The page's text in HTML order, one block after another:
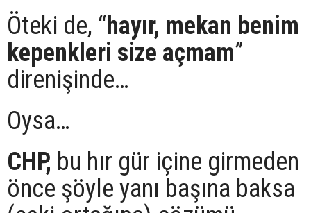
Öteki de, “hayır, mekan benim
kepenkleri size açmam”
direnişinde…
Oysa…
CHP, bu hır gür içine girmeden
önce şöyle yanı başına baksa